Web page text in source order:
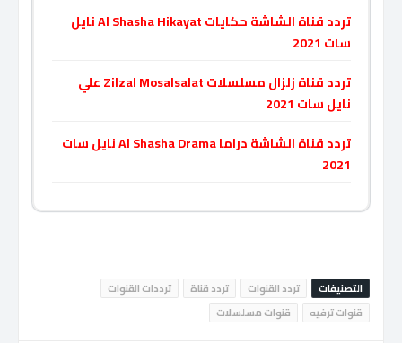
تردد قناة الشاشة حكايات Al Shasha Hikayat نايل
سات 2021
تردد قناة زلزال مسلسلات Zilzal Mosalsalat علي
نايل سات 2021
تردد قناة الشاشة دراما Al Shasha Drama نايل سات
2021
التصنيفات تردد القنوات تردد قناة
ترددات القنوات
قنوات ترفيه
قنوات مسلسلات